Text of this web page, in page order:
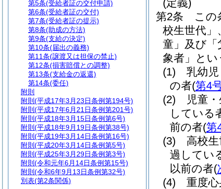
(定義)
第2条
この
校生世代」
童」及び「
象者」とい
(1)
乳幼
の者(第4
(2)
児童
している
前の者(第
(3)
高校
過してい
以前の者(
(4)
重度
第5条(受給者証の交付申請)
第6条(受給者証の交付)
第7条(受給者証の提示)
第8条(助成の方法)
第9条(支給の決定)
第10条(届出の義務)
第11条(譲渡又は担保の禁止)
第12条(損害賠償との調整)
第13条(支給金の返還)
第14条(委任)
附則
附則 (平成17年3月23日条例第194号)
附則 (平成17年6月21日条例第201号)
附則 (平成18年3月15日条例第6号)
附則 (平成18年9月19日条例第38号)
附則 (平成19年3月14日条例第16号)
附則 (平成20年3月14日条例第5号)
附則 (平成25年3月29日条例第3号)
附則 (令和元年6月14日条例第15号)
附則 (令和6年9月13日条例第32号)
別表(第2条関係)